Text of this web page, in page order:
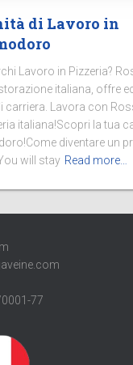
di Lavoro in
Lavoro in Pizzeria?
italiana, offre
carriera. Lavora con
italiana!Scopri la tua
diventare un
will stay Read more…
77